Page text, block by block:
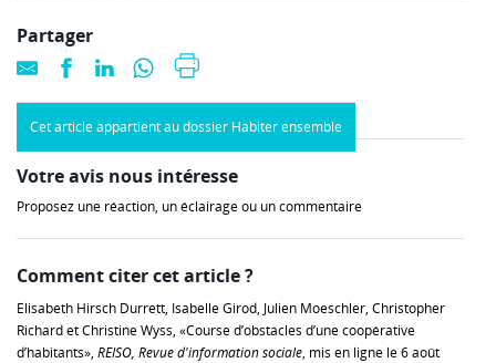
Partager
Cet article appartient au dossier Habiter ensemble
Votre avis nous intéresse
Proposez une réaction, un éclairage ou un commentaire
Comment citer cet article ?
Elisabeth Hirsch Durrett, Isabelle Girod, Julien Moeschler, Christopher
Richard et Christine Wyss, «Course d’obstacles d’une coopérative
d’habitants», REISO, Revue d'information sociale, mis en ligne le 6 août